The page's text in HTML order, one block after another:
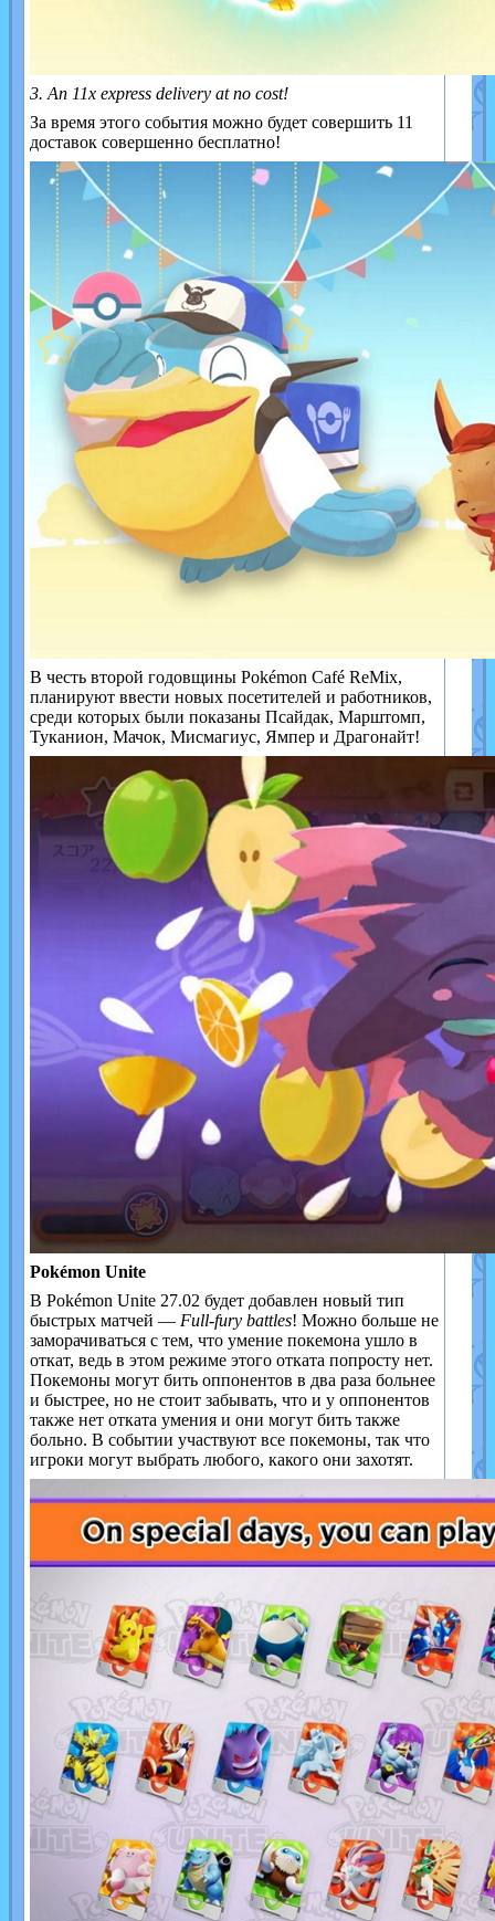
3. An 11x express delivery at no cost!
За время этого события можно будет совершить 11
доставок совершенно бесплатно!
В честь второй годовщины Pokémon Café ReMix,
планируют ввести новых посетителей и работников,
среди которых были показаны Псайдак, Марштомп,
Туканион, Мачок, Мисмагиус, Ямпер и Драгонайт!
Pokémon Unite
В Pokémon Unite 27.02 будет добавлен новый тип
быстрых матчей — Full-fury battles! Можно больше не
заморачиваться с тем, что умение покемона ушло в
откат, ведь в этом режиме этого отката попросту нет.
Покемоны могут бить оппонентов в два раза больнее
и быстрее, но не стоит забывать, что и у оппонентов
также нет отката умения и они могут бить также
больно. В событии участвуют все покемоны, так что
игроки могут выбрать любого, какого они захотят.